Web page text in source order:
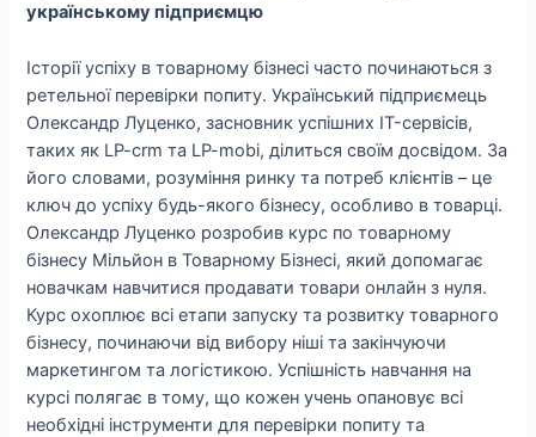
українському підприємцю
Історії успіху в товарному бізнесі часто починаються з
ретельної перевірки попиту. Український підприємець
Олександр Луценко, засновник успішних IT-сервісів,
таких як LP-crm та LP-mobi, ділиться своїм досвідом. За
його словами, розуміння ринку та потреб клієнтів – це
ключ до успіху будь-якого бізнесу, особливо в товарці.
Олександр Луценко розробив курс по товарному
бізнесу Мільйон в Товарному Бізнесі, який допомагає
новачкам навчитися продавати товари онлайн з нуля.
Курс охоплює всі етапи запуску та розвитку товарного
бізнесу, починаючи від вибору ніші та закінчуючи
маркетингом та логістикою. Успішність навчання на
курсі полягає в тому, що кожен учень опановує всі
необхідні інструменти для перевірки попиту та